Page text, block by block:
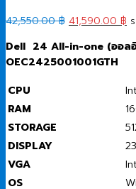
42,550.00฿ Original
was:
42,550.00 ฿.
41,590.00 ฿
is:
Dell 24 All-in-one (ออล
OEC2425001001GTH
CPU
RAM
STORAGE
DISPLAY
VGA
OS